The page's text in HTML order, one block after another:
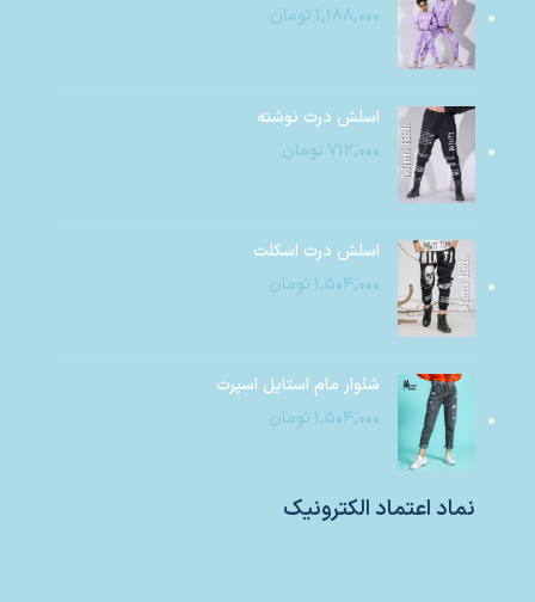
۱,۱۸۸,۰۰۰ تومان
اسلش درث نوشته
۷۱۲,۰۰۰ تومان
اسلش درث اسکلت
۱,۵۰۴,۰۰۰ تومان
شلوار مام استایل اسپرت
۱,۵۰۴,۰۰۰ تومان
نماد اعتماد الکترونیک